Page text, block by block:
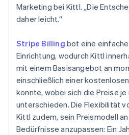
Marketing bei Kittl. „Die
daher leicht.“
Stripe Billing bot eine
Einrichtung, wodurch Kittl
mit einem Basisangebot an
einschließlich einer
konnte, wobei sich die Preise je
unterschieden. Die Flexibilität
Kittl zudem, sein Preismodell
Bedürfnisse anzupassen: Ein